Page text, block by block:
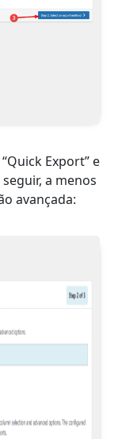
Export” e
a menos
avançada: